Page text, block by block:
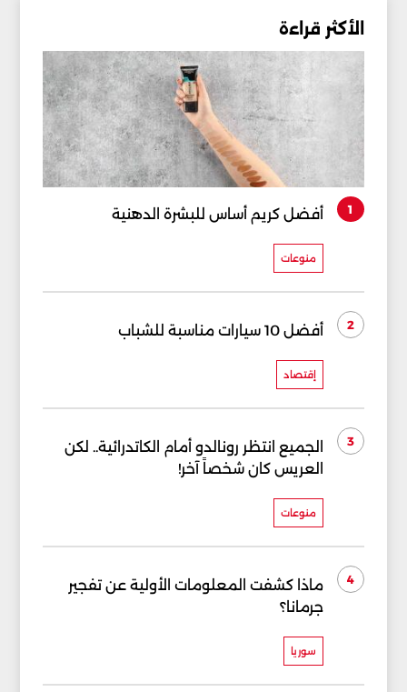
الأكثر قراءة
1 أفضل كريم أساس للبشرة الدهنية
منوعات
2 أفضل 10 سيارات مناسبة للشباب
إقتصاد
3
الجميع انتظر رونالدو أمام الكاتدرائية.. لكن
العريس كان شخصاً آخر!
منوعات
4
ماذا كشفت المعلومات الأولية عن تفجير
جرمانا؟
سوريا